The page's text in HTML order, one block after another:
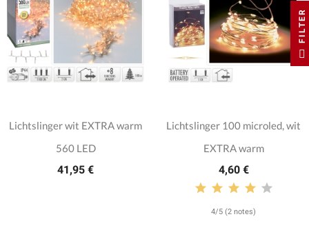
Lichtslinger wit EXTRA warm
560 LED
41,95 €
Lichtslinger 100 microled, wit
EXTRA warm
4,60 €
4/5 (2 notes)
FILTER